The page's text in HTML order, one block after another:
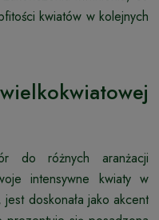
kwiatów w kolejnych
do różnych aranżacji
intensywne kwiaty w
doskonała jako akcent